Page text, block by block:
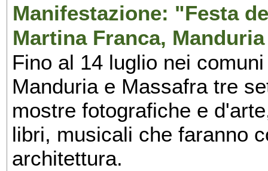
Manifestazione: "Festa
Martina Franca,
Fino al 14 luglio nei
Manduria e Massafra tre
mostre fotografiche e
libri, musicali che faranno
architettura.